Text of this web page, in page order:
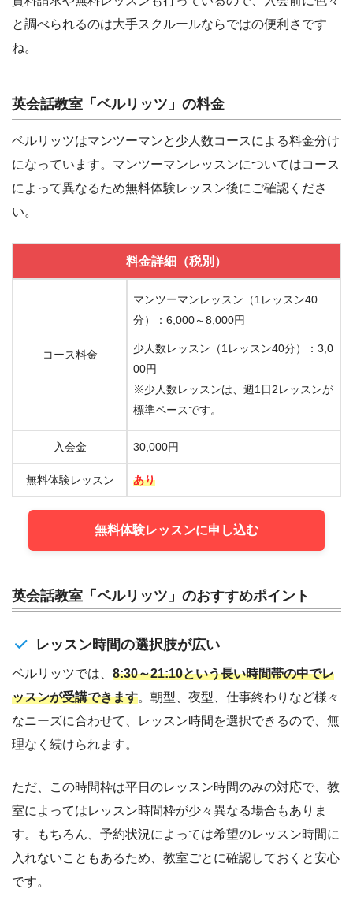
と調べられるのは大手スクルールならではの便利さです
ね。
英会話教室「ベルリッツ」の料金
ベルリッツはマンツーマンと少人数コースによる料金分け
になっています。マンツーマンレッスンについてはコース
によって異なるため無料体験レッスン後にご確認くださ
い。
料金詳細（税別）
コース料金
マンツーマンレッスン（1レッスン40
分）：6,000～8,000円
少人数レッスン（1レッスン40分）：3,0
00円
※少人数レッスンは、週1日2レッスンが
標準ペースです。
入会金 30,000円
無料体験レッスン あり
無料体験レッスンに申し込む
英会話教室「ベルリッツ」のおすすめポイント
レッスン時間の選択肢が広い
ベルリッツでは、 8:30～21:10という長い時間帯の中でレ
ッスンが受講できます。朝型、夜型、仕事終わりなど様々
なニーズに合わせて、レッスン時間を選択できるので、無
理なく続けられます。
ただ、この時間枠は平日のレッスン時間のみの対応で、教
室によってはレッスン時間枠が少々異なる場合もありま
す。もちろん、予約状況によっては希望のレッスン時間に
入れないこともあるため、教室ごとに確認しておくと安心
です。